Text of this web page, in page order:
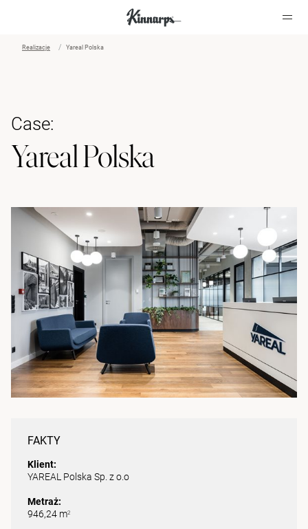
Realizacje Yareal Polska
Case:
Yareal Polska
FAKTY
Klient:
YAREAL Polska Sp. z o.o
Metraż:
946,24 m2